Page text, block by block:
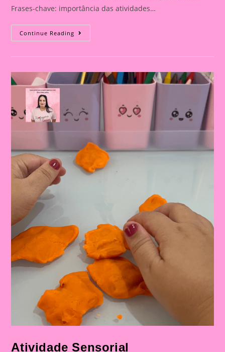
Frases-chave: importância das atividades…
Continue Reading Atividade
Sensorial
O
Desenvolvendo
A
Percepção
Coordenação
Atividade Sensorial